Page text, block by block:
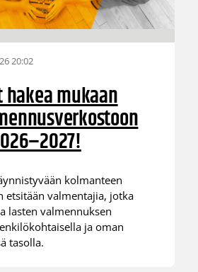
20:02
mukaan
kolmanteen
etsitään valmentajia, jotka
lasten valmennuksen
ja oman
tasolla.